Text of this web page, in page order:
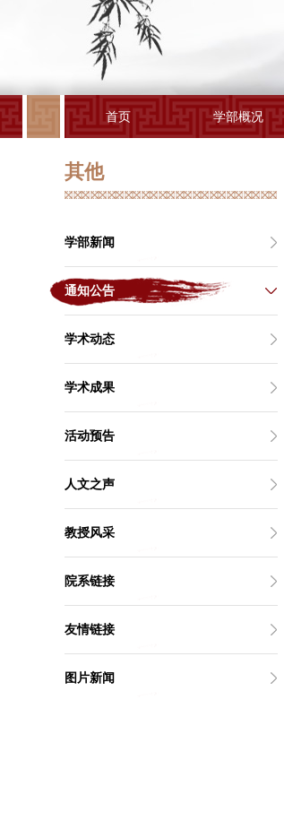
首页 学部概况
其他
学部新闻
通知公告
学术动态
学术成果
活动预告
人文之声
教授风采
院系链接
友情链接
图片新闻